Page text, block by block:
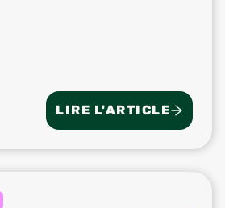
LIRE L'ARTICLE